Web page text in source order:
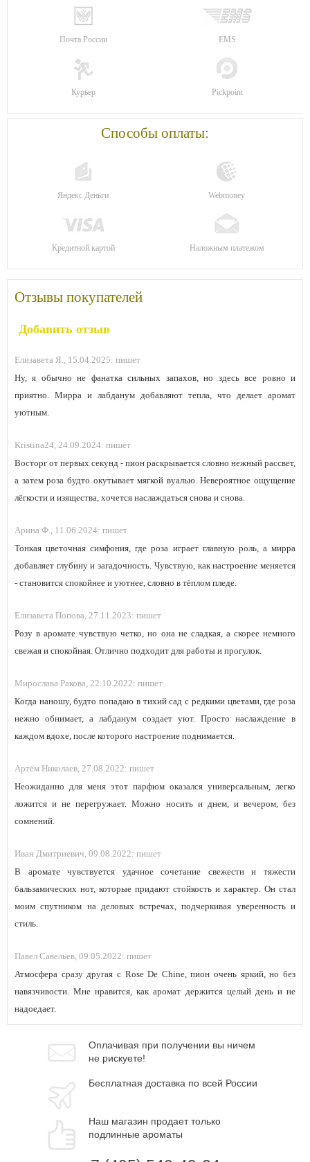
Почта России EMS
Курьер Pickpoint
Способы оплаты:
Яндекс Деньги Webmoney
Кредитной картой Наложным платежом
Отзывы покупателей
Добавить отзыв
Елизавета Я., 15.04.2025: пишет
Ну, я обычно не фанатка сильных запахов, но здесь все ровно и
приятно. Мирра и лабданум добавляют тепла, что делает аромат
уютным.
Kristina24, 24.09.2024: пишет
Восторг от первых секунд - пион раскрывается словно нежный рассвет,
а затем роза будто окутывает мягкой вуалью. Невероятное ощущение
лёгкости и изящества, хочется наслаждаться снова и снова.
Арина Ф., 11.06.2024: пишет
Тонкая цветочная симфония, где роза играет главную роль, а мирра
добавляет глубину и загадочность. Чувствую, как настроение меняется
- становится спокойнее и уютнее, словно в тёплом пледе.
Елизавета Попова, 27.11.2023: пишет
Розу в аромате чувствую четко, но она не сладкая, а скорее немного
свежая и спокойная. Отлично подходит для работы и прогулок.
Мирослава Ракова, 22.10.2022: пишет
Когда наношу, будто попадаю в тихий сад с редкими цветами, где роза
нежно обнимает, а лабданум создает уют. Просто наслаждение в
каждом вдохе, после которого настроение поднимается.
Артём Николаев, 27.08.2022: пишет
Неожиданно для меня этот парфюм оказался универсальным, легко
ложится и не перегружает. Можно носить и днем, и вечером, без
сомнений.
Иван Дмитриевич, 09.08.2022: пишет
В аромате чувствуется удачное сочетание свежести и тяжести
бальзамических нот, которые придают стойкость и характер. Он стал
моим спутником на деловых встречах, подчеркивая уверенность и
стиль.
Павел Савельев, 09.05.2022: пишет
Атмосфера сразу другая с Rose De Chine, пион очень яркий, но без
навязчивости. Мне нравится, как аромат держится целый день и не
надоедает.
Оплачивая при получении вы ничем
не рискуете!
Бесплатная доставка по всей России
Наш магазин продает только
подлинные ароматы